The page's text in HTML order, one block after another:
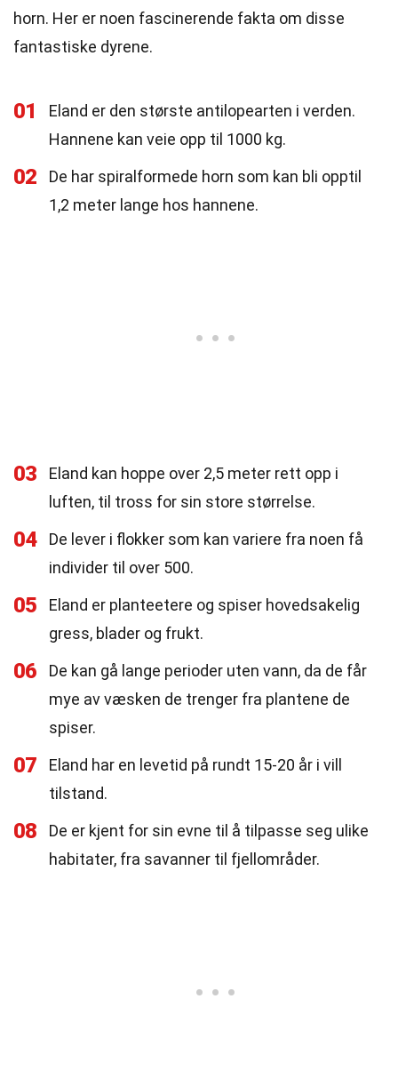
horn. Her er noen fascinerende fakta om disse
fantastiske dyrene.
01
Eland er den største antilopearten i verden.
Hannene kan veie opp til 1000 kg.
02
De har spiralformede horn som kan bli opptil
1,2 meter lange hos hannene.
03
Eland kan hoppe over 2,5 meter rett opp i
luften, til tross for sin store størrelse.
04
De lever i flokker som kan variere fra noen få
individer til over 500.
05
Eland er planteetere og spiser hovedsakelig
gress, blader og frukt.
06
De kan gå lange perioder uten vann, da de får
mye av væsken de trenger fra plantene de
spiser.
07
Eland har en levetid på rundt 15-20 år i vill
tilstand.
08
De er kjent for sin evne til å tilpasse seg ulike
habitater, fra savanner til fjellområder.